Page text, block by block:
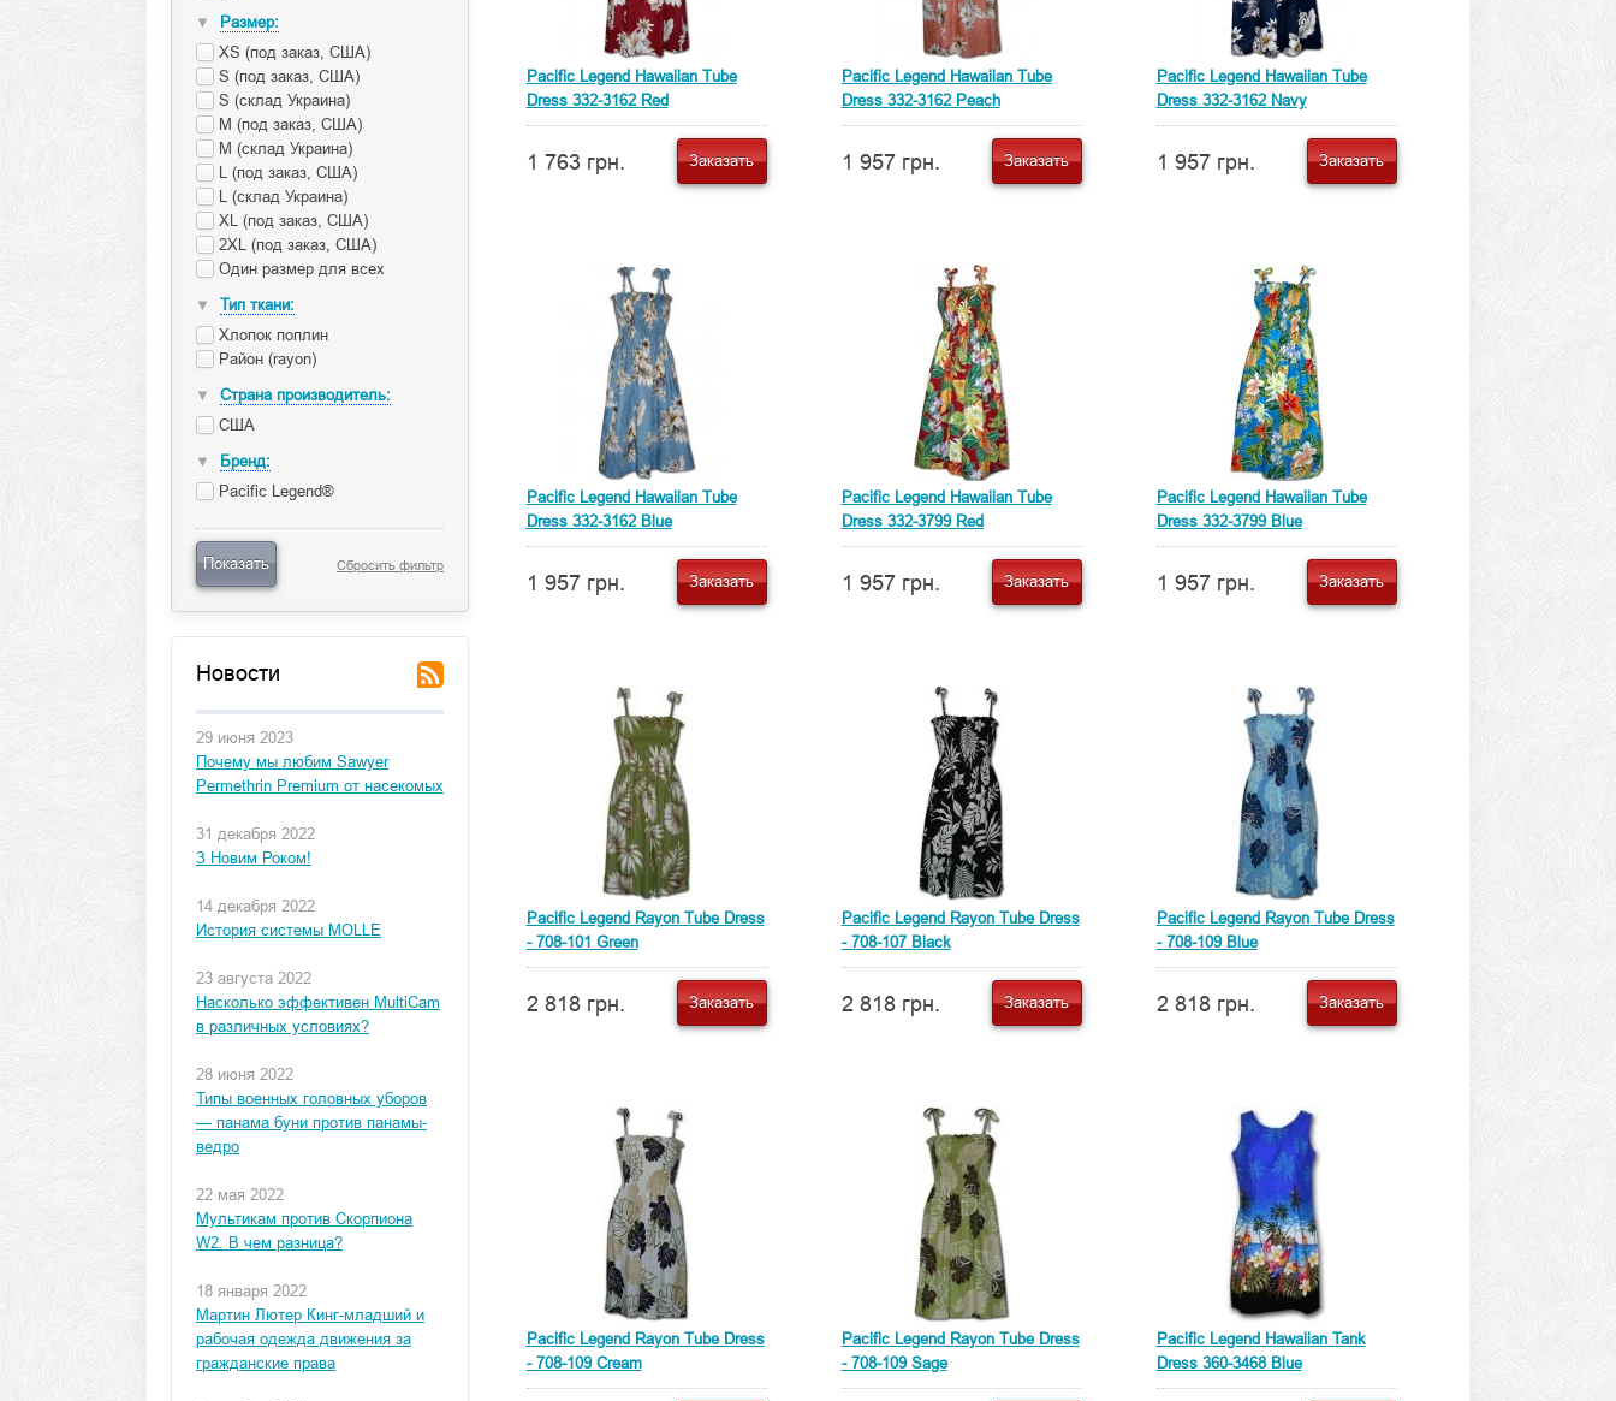
▼
Размер:
XS (под заказ, США)
S (под заказ, США)
S (склад Украина)
M (под заказ, США)
M (склад Украина)
L (под заказ, США)
L (склад Украина)
XL (под заказ, США)
2XL (под заказ, США)
Один размер для всех
▼
Тип ткани:
Хлопок поплин
Район (rayon)
▼
Страна производитель:
США
▼
Бренд:
Pacific Legend®
Показать Сбросить фильтр
Новости
29 июня 2023
Почему мы любим Sawyer
Permethrin Premium от насекомых
31 декабря 2022
З Новим Роком!
14 декабря 2022
История системы MOLLE
23 августа 2022
Насколько эффективен MultiCam
в различных условиях?
28 июня 2022
Типы военных головных уборов
— панама буни против панамы-
ведро
22 мая 2022
Мультикам против Скорпиона
W2. В чем разница?
18 января 2022
Мартин Лютер Кинг-младший и
рабочая одежда движения за
гражданские права
Pacific Legend Hawaiian Tube
Dress 332-3162 Red
1 763 грн. Заказать
Pacific Legend Hawaiian Tube
Dress 332-3162 Peach
1 957 грн. Заказать
Pacific Legend Hawaiian Tube
Dress 332-3162 Navy
1 957 грн. Заказать
Pacific Legend Hawaiian Tube
Dress 332-3162 Blue
1 957 грн. Заказать
Pacific Legend Hawaiian Tube
Dress 332-3799 Red
1 957 грн. Заказать
Pacific Legend Hawaiian Tube
Dress 332-3799 Blue
1 957 грн. Заказать
Pacific Legend Rayon Tube Dress
- 708-101 Green
2 818 грн. Заказать
Pacific Legend Rayon Tube Dress
- 708-107 Black
2 818 грн. Заказать
Pacific Legend Rayon Tube Dress
- 708-109 Blue
2 818 грн. Заказать
Pacific Legend Rayon Tube Dress
- 708-109 Cream
Pacific Legend Rayon Tube Dress
- 708-109 Sage
Pacific Legend Hawaiian Tank
Dress 360-3468 Blue